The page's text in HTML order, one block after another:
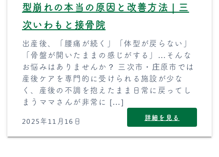
型崩れの本当の原因と改善方法｜三
次いわもと接骨院
出産後、「腰痛が続く」「体型が戻らない」
「骨盤が開いたままの感じがする」…そんな
お悩みはありませんか？ 三次市・庄原市では
産後ケアを専門的に受けられる施設が少な
く、産後の不調を抱えたまま日常に戻ってし
まうママさんが非常に […]
2025年11月16日 詳細を見る